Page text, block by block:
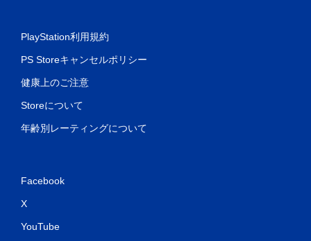
PlayStation利用規約
PS Storeキャンセルポリシー
健康上のご注意
Storeについて
年齢別レーティングについて
Facebook
X
YouTube